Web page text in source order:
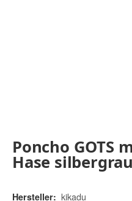
Poncho GOTS
Hase
Hersteller: kikadu